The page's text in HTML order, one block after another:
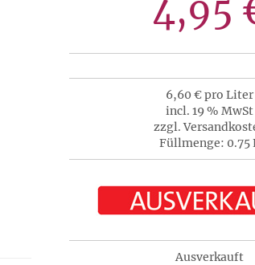
4,95
6,60 € pro Liter
incl. 19 % MwSt
zzgl.
Füllmenge: 0.75
Ausverkauft